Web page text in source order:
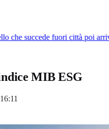
che succede fuori città poi
MIB ESG